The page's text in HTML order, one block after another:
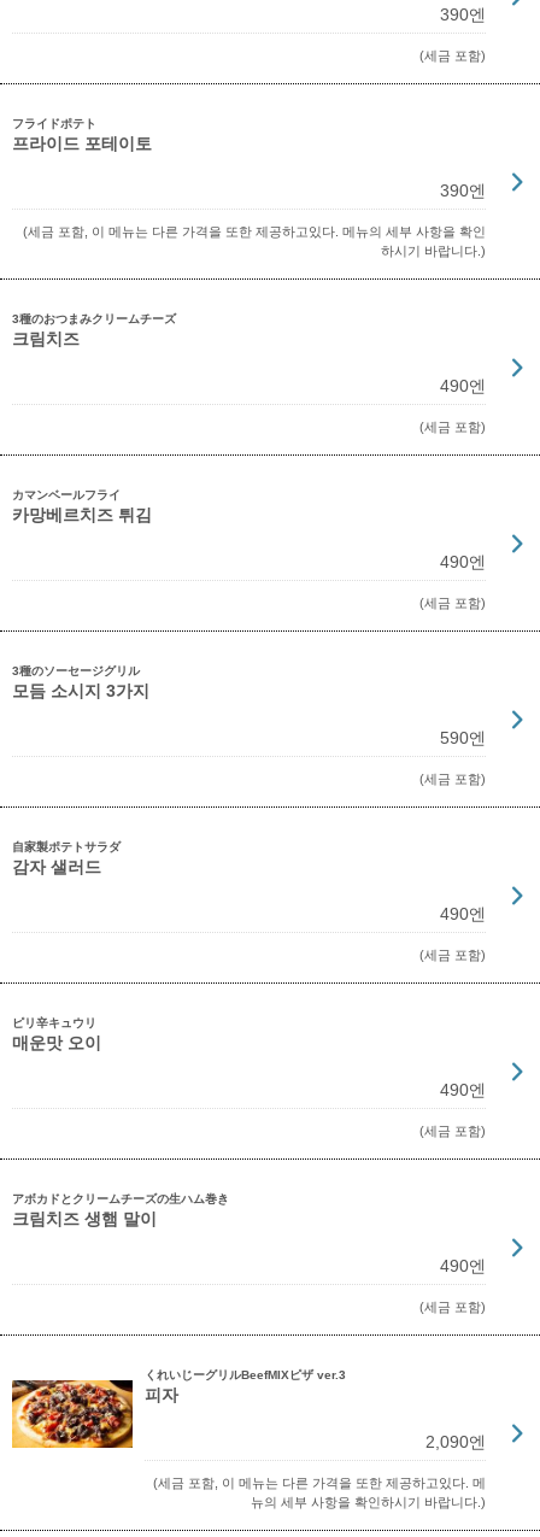
390엔
(세금 포함)
フライドポテト
프라이드 포테이토
390엔
(세금 포함, 이 메뉴는 다른 가격을 또한 제공하고있다. 메뉴의 세부 사항을 확인
하시기 바랍니다.)
3種のおつまみクリームチーズ
크림치즈
490엔
(세금 포함)
カマンベールフライ
카망베르치즈 튀김
490엔
(세금 포함)
3種のソーセージグリル
모듬 소시지 3가지
590엔
(세금 포함)
自家製ポテトサラダ
감자 샐러드
490엔
(세금 포함)
ピリ辛キュウリ
매운맛 오이
490엔
(세금 포함)
アボカドとクリームチーズの生ハム巻き
크림치즈 생햄 말이
490엔
(세금 포함)
くれいじーグリルBeefMIXピザ ver.3
피자
2,090엔
(세금 포함, 이 메뉴는 다른 가격을 또한 제공하고있다. 메
뉴의 세부 사항을 확인하시기 바랍니다.)